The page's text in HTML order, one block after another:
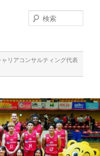
リアコンサルティング代表
索